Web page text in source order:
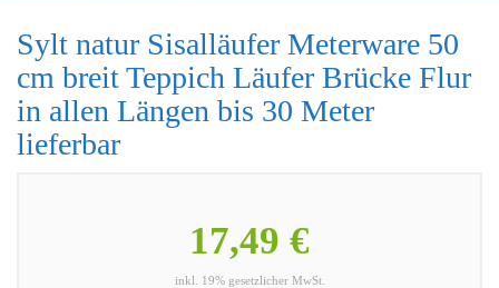
Sylt natur Sisalläufer Meterware 50
cm breit Teppich Läufer Brücke Flur
in allen Längen bis 30 Meter
lieferbar
17,49 €
inkl. 19% gesetzlicher MwSt.